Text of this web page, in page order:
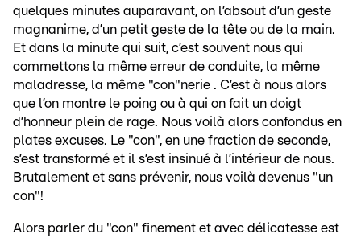
quelques minutes auparavant, on l’absout d’un geste
magnanime, d’un petit geste de la tête ou de la main.
Et dans la minute qui suit, c’est souvent nous qui
commettons la même erreur de conduite, la même
maladresse, la même "con"nerie . C’est à nous alors
que l’on montre le poing ou à qui on fait un doigt
d’honneur plein de rage. Nous voilà alors confondus en
plates excuses. Le "con", en une fraction de seconde,
s’est transformé et il s’est insinué à l’intérieur de nous.
Brutalement et sans prévenir, nous voilà devenus "un
con"!
Alors parler du "con" finement et avec délicatesse est